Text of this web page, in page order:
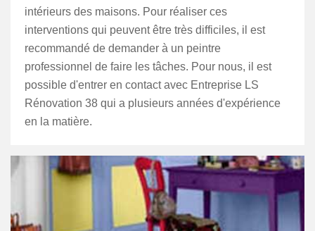
intérieurs des maisons. Pour réaliser ces
interventions qui peuvent être très difficiles, il est
recommandé de demander à un peintre
professionnel de faire les tâches. Pour nous, il est
possible d'entrer en contact avec Entreprise LS
Rénovation 38 qui a plusieurs années d'expérience
en la matière.